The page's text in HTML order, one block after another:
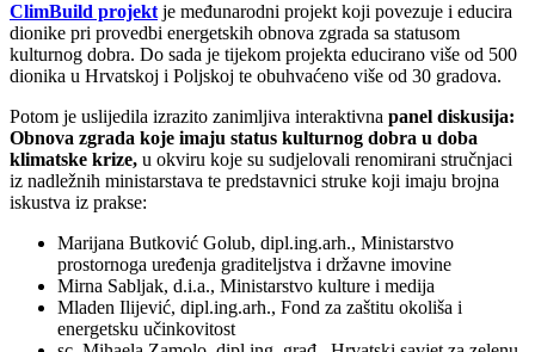
ClimBuild projekt je međunarodni projekt koji povezuje i educira
dionike pri provedbi energetskih obnova zgrada sa statusom
kulturnog dobra. Do sada je tijekom projekta educirano više od 500
dionika u Hrvatskoj i Poljskoj te obuhvaćeno više od 30 gradova.
Potom je uslijedila izrazito zanimljiva interaktivna panel diskusija:
Obnova zgrada koje imaju status kulturnog dobra u doba
klimatske krize, u okviru koje su sudjelovali renomirani stručnjaci
iz nadležnih ministarstava te predstavnici struke koji imaju brojna
iskustva iz prakse:
Marijana Butković Golub, dipl.ing.arh., Ministarstvo
prostornoga uređenja graditeljstva i državne imovine
Mirna Sabljak, d.i.a., Ministarstvo kulture i medija
Mladen Ilijević, dipl.ing.arh., Fond za zaštitu okoliša i
energetsku učinkovitost